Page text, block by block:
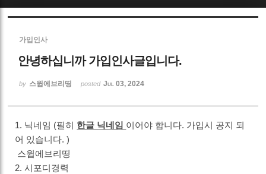
가입인사
안녕하십니까 가입인사글입니다.
by 스윕에브리띵 posted Jul 03, 2024
1. 닉네임 (필히 한글 닉네임 이어야 합니다. 가입시 공지 되
어 있습니다. )
스윕에브리띵
2. 시포디경력
Sketchbook5, 스케치북5
Sketchbook5, 스케치북5